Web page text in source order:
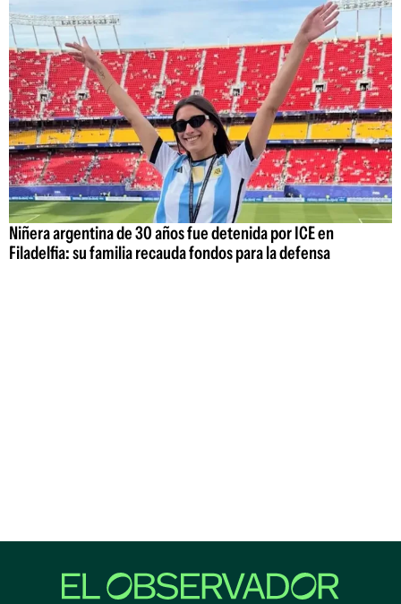
Niñera argentina de 30 años fue detenida por ICE en
Filadelfia: su familia recauda fondos para la defensa